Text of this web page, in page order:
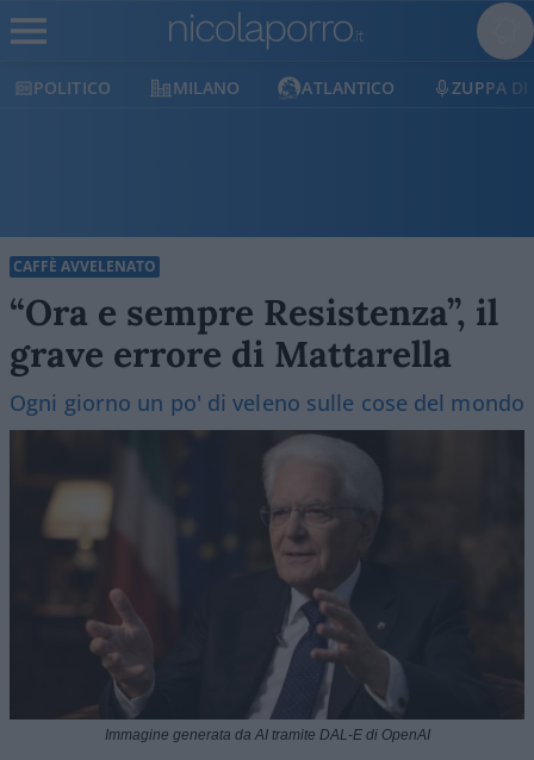
MILANO ATLANTICO ZUPPA DI PORRO
CAFFÈ AVVELENATO
“Ora e sempre Resistenza”, il
grave errore di Mattarella
Ogni giorno un po' di veleno sulle cose del mondo
Immagine generata da AI tramite DAL-E di OpenAI